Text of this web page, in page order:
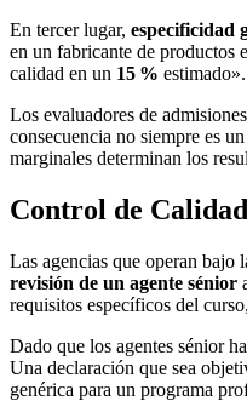
En tercer lugar, especificidad
en un fabricante de productos
calidad en un 15 %
Los evaluadores de
consecuencia no siempre es
marginales determinan los
Control de
Las agencias que operan
revisión de un agente sénior
requisitos específicos del
Dado que los agentes sénior
Una declaración que sea
genérica para un programa